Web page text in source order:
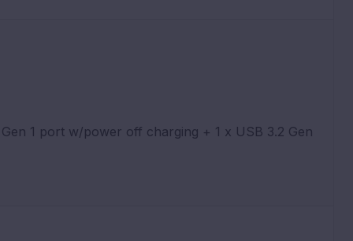
1 port w/power off charging + 1 x USB 3.2 Gen